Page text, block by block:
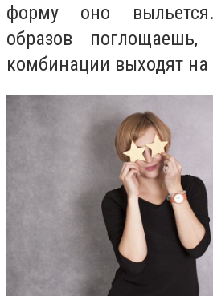
форму оно
образов поглощаешь,
комбинации выходят